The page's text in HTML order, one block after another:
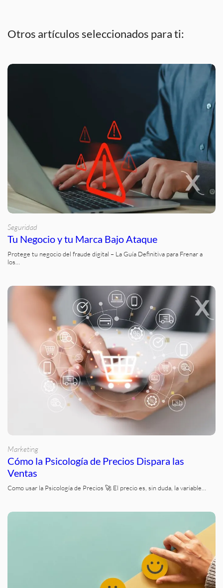
Otros artículos seleccionados para ti:
Seguridad
Tu Negocio y tu Marca Bajo Ataque
Protege tu negocio del fraude digital – La Guía Definitiva para Frenar a
los…
Marketing
Cómo la Psicología de Precios Dispara las
Ventas
Como usar la Psicología de Precios 🚀 El precio es, sin duda, la variable…